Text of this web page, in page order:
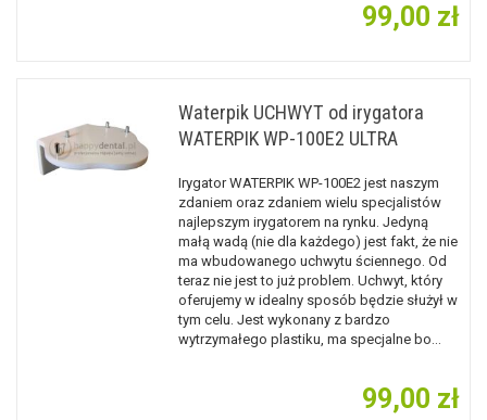
99,00 zł
Waterpik UCHWYT od irygatora
WATERPIK WP-100E2 ULTRA
Irygator WATERPIK WP-100E2 jest naszym
zdaniem oraz zdaniem wielu specjalistów
najlepszym irygatorem na rynku. Jedyną
małą wadą (nie dla każdego) jest fakt, że nie
ma wbudowanego uchwytu ściennego. Od
teraz nie jest to już problem. Uchwyt, który
oferujemy w idealny sposób będzie służył w
tym celu. Jest wykonany z bardzo
wytrzymałego plastiku, ma specjalne bo...
99,00 zł